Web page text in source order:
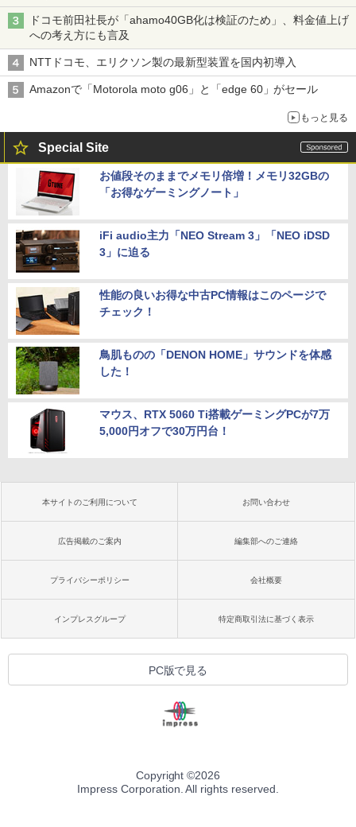
穴と楽天モバイルの課題
ドコモ前田社長が「ahamo40GB化は検証のため」、料金値上げ
への考え方にも言及
NTTドコモ、エリクソン製の最新型装置を国内初導入
Amazonで「Motorola moto g06」と「edge 60」がセール
もっと見る
Special Site
お値段そのままでメモリ倍増！メモリ32GBの
「お得なゲーミングノート」
iFi audio主力「NEO Stream 3」「NEO iDSD
3」に迫る
性能の良いお得な中古PC情報はこのページで
チェック！
鳥肌ものの「DENON HOME」サウンドを体感
した！
マウス、RTX 5060 Ti搭載ゲーミングPCが7万
5,000円オフで30万円台！
本サイトのご利用について お問い合わせ
広告掲載のご案内 編集部へのご連絡
プライバシーポリシー 会社概要
インプレスグループ 特定商取引法に基づく表示
PC版で見る
Copyright ©2026
Impress Corporation. All rights reserved.